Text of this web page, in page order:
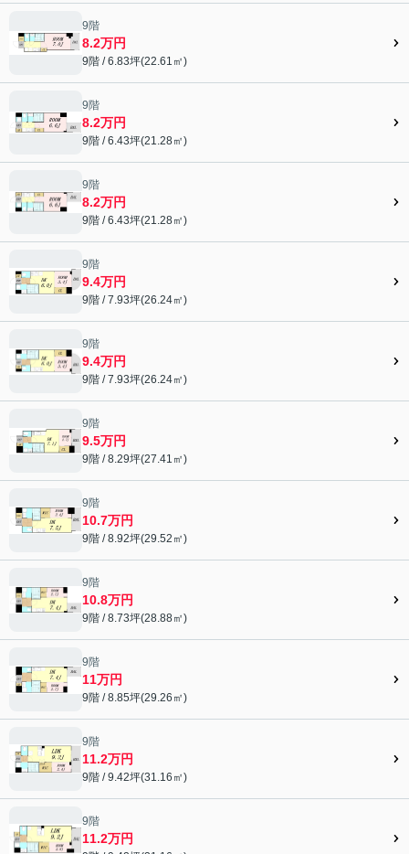
9階
8.2万円
9階 / 6.83坪(22.61㎡)
9階
8.2万円
9階 / 6.43坪(21.28㎡)
9階
8.2万円
9階 / 6.43坪(21.28㎡)
9階
9.4万円
9階 / 7.93坪(26.24㎡)
9階
9.4万円
9階 / 7.93坪(26.24㎡)
9階
9.5万円
9階 / 8.29坪(27.41㎡)
9階
10.7万円
9階 / 8.92坪(29.52㎡)
9階
10.8万円
9階 / 8.73坪(28.88㎡)
9階
11万円
9階 / 8.85坪(29.26㎡)
9階
11.2万円
9階 / 9.42坪(31.16㎡)
9階
11.2万円